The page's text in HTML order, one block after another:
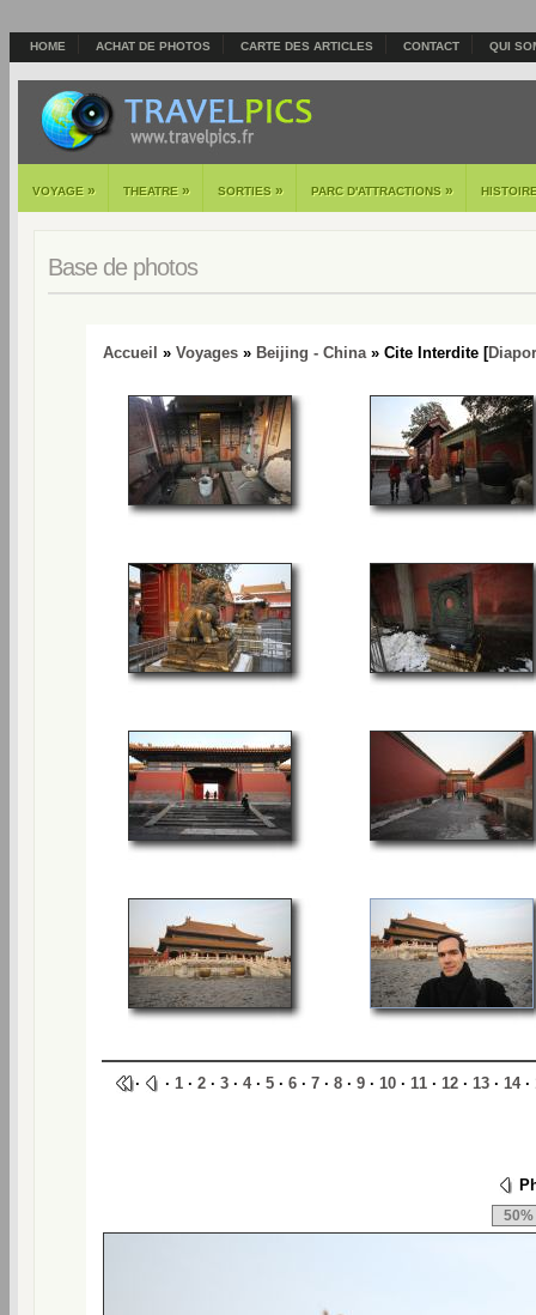
HOME ACHAT DE PHOTOS CARTE DES ARTICLES CONTACT QUI
VOYAGE » THEATRE » SORTIES » PARC D'ATTRACTIONS »
Base de photos
Accueil » Voyages » Beijing - China» Cite Interdite [
· · 1 · 2 · 3 · 4· 5 · 6 · 7 · 8 · 9 · 10 · 11 · 12 · 13 · 14·